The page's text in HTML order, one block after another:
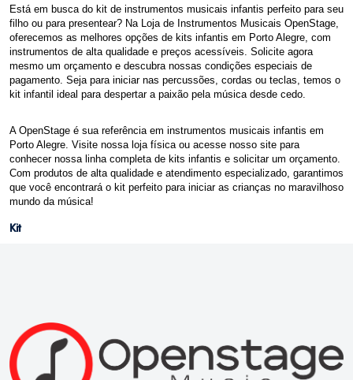
Está em busca do kit de instrumentos musicais infantis perfeito para seu
filho ou para presentear? Na Loja de Instrumentos Musicais OpenStage,
oferecemos as melhores opções de kits infantis em Porto Alegre, com
instrumentos de alta qualidade e preços acessíveis. Solicite agora
mesmo um orçamento e descubra nossas condições especiais de
pagamento. Seja para iniciar nas percussões, cordas ou teclas, temos o
kit infantil ideal para despertar a paixão pela música desde cedo.
A OpenStage é sua referência em instrumentos musicais infantis em
Porto Alegre. Visite nossa loja física ou acesse nosso site para
conhecer nossa linha completa de kits infantis e solicitar um orçamento.
Com produtos de alta qualidade e atendimento especializado, garantimos
que você encontrará o kit perfeito para iniciar as crianças no maravilhoso
mundo da música!
Kit